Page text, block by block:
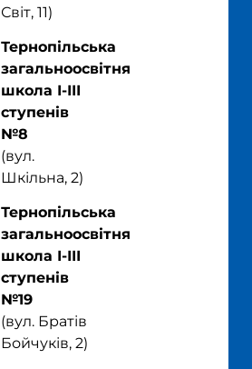
Світ, 11)
Тернопільська
загальноосвітня
школа І-ІІІ
ступенів
№8
(вул.
Шкільна, 2)
Тернопільська
загальноосвітня
школа І-ІІІ
ступенів
№19
(вул. Братів
Бойчуків, 2)